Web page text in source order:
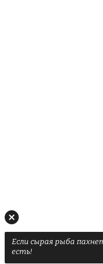
Если сырая рыба
есть!